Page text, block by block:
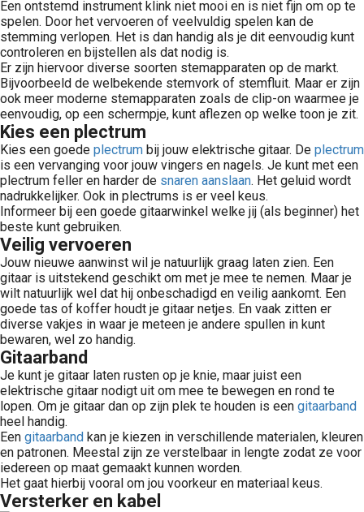
Een ontstemd instrument klink niet mooi en is niet fijn om op te
spelen. Door het vervoeren of veelvuldig spelen kan de
stemming verlopen. Het is dan handig als je dit eenvoudig kunt
controleren en bijstellen als dat nodig is.
Er zijn hiervoor diverse soorten stemapparaten op de markt.
Bijvoorbeeld de welbekende stemvork of stemfluit. Maar er zijn
ook meer moderne stemapparaten zoals de clip-on waarmee je
eenvoudig, op een schermpje, kunt aflezen op welke toon je zit.
Kies een plectrum
Kies een goede plectrum bij jouw elektrische gitaar. De plectrum
is een vervanging voor jouw vingers en nagels. Je kunt met een
plectrum feller en harder de snaren aanslaan. Het geluid wordt
nadrukkelijker. Ook in plectrums is er veel keus.
Informeer bij een goede gitaarwinkel welke jij (als beginner) het
beste kunt gebruiken.
Veilig vervoeren
Jouw nieuwe aanwinst wil je natuurlijk graag laten zien. Een
gitaar is uitstekend geschikt om met je mee te nemen. Maar je
wilt natuurlijk wel dat hij onbeschadigd en veilig aankomt. Een
goede tas of koffer houdt je gitaar netjes. En vaak zitten er
diverse vakjes in waar je meteen je andere spullen in kunt
bewaren, wel zo handig.
Gitaarband
Je kunt je gitaar laten rusten op je knie, maar juist een
elektrische gitaar nodigt uit om mee te bewegen en rond te
lopen. Om je gitaar dan op zijn plek te houden is een gitaarband
heel handig.
Een gitaarband kan je kiezen in verschillende materialen, kleuren
en patronen. Meestal zijn ze verstelbaar in lengte zodat ze voor
iedereen op maat gemaakt kunnen worden.
Het gaat hierbij vooral om jou voorkeur en materiaal keus.
Versterker en kabel